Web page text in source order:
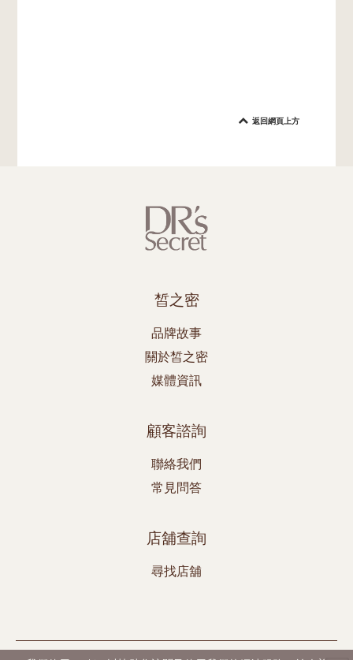
返回網頁上方
皙之密
品牌故事
關於皙之密
媒體資訊
顧客諮詢
聯絡我們
常見問答
店舖查詢
尋找店舖